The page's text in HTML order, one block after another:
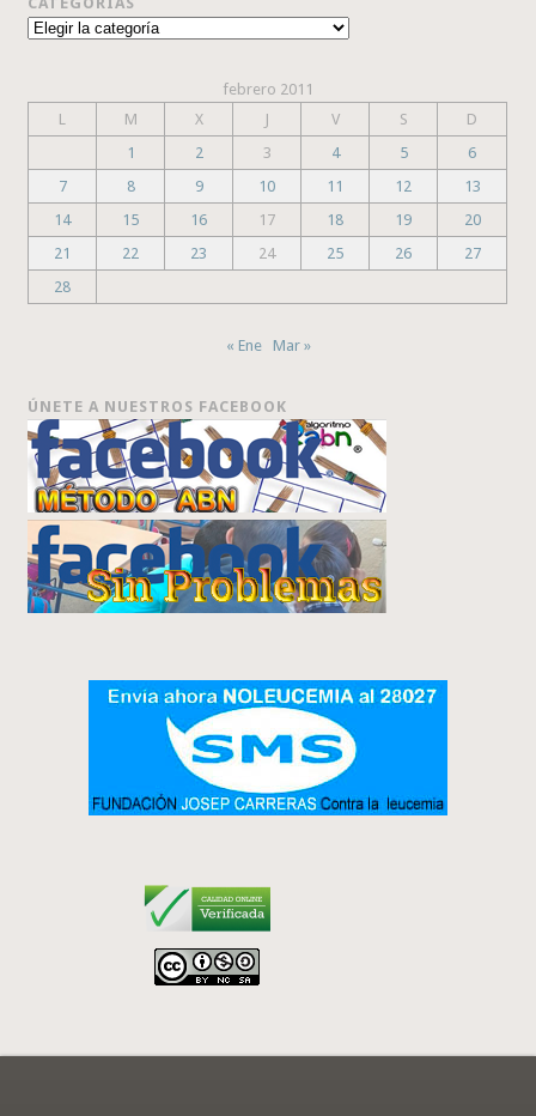
Categorías
febrero 2011
L
M X J V S
D
1
2 3 4 5
6
7
8 9 10 11 12
13
14
15 16 17 18 19
20
21
22 23 24 25 26
27
28
« Ene Mar »
ÚNETE A NUESTROS FACEBOOK